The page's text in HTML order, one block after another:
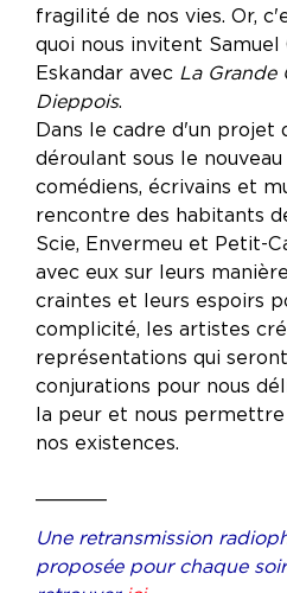
fragilité de nos vies. Or,
quoi nous invitent
Eskandar avec La Grande
Dieppois.
Dans le cadre d'un projet
déroulant sous le
comédiens, écrivains et
rencontre des habitants
Scie, Envermeu et Petit-
avec eux sur leurs
craintes et leurs espoirs
complicité, les artistes
représentations qui
conjurations pour nous
la peur et nous
nos existences.
Une retransmission
proposée pour chaque